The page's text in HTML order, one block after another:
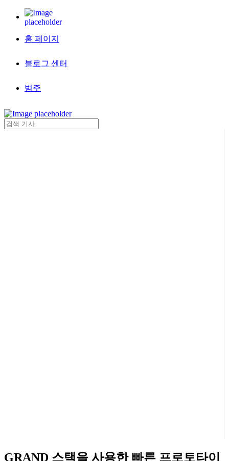
홈 페이지
블로그 센터
범주
GRAND 스택을 사용한 빠른 프로토타이